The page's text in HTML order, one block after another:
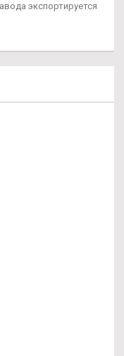
экспортируется